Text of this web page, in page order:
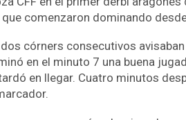
comenzaron dominando
córners consecutivos
en el minuto 7 una buena
en llegar. Cuatro minutos